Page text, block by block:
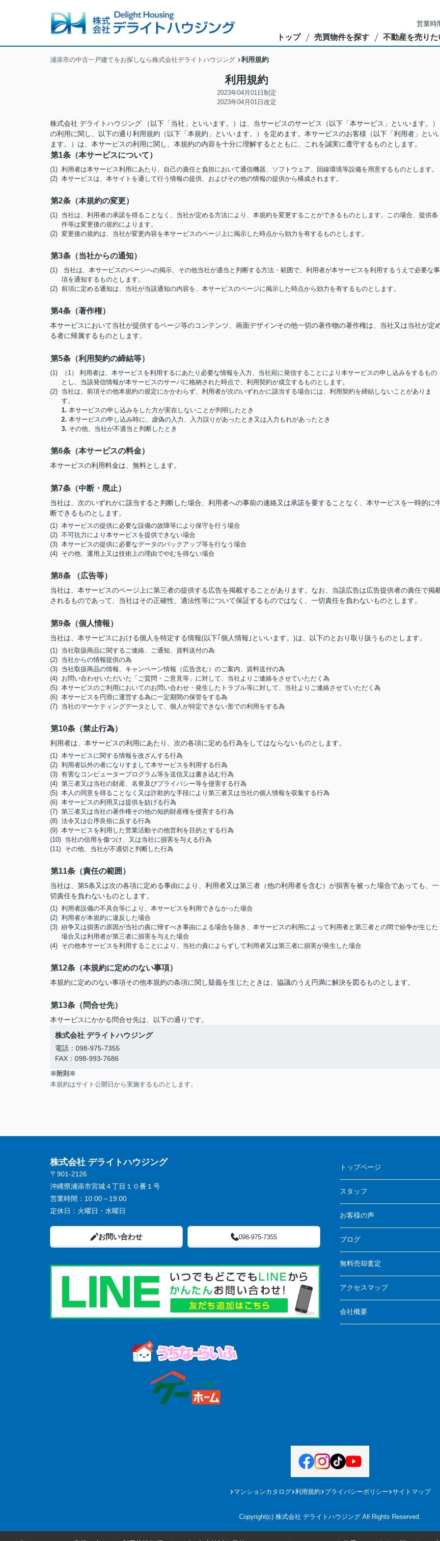
営業時
トップ 売買物件を探す 不動産を売りた
浦添市の中古一戸建てをお探しなら株式会社デライトハウジング 利用規約
利用規約
2023年04月01日制定
2023年04月01日改定
株式会社 デライトハウジング （以下「当社」といいます。）は、当サービスのサービス（以下「本サービス」といいます。）
の利用に関し、以下の通り利用規約（以下「本規約」といいます。）を定めます。本サービスのお客様（以下「利用者」とい
ます。）は、本サービスの利用に関し、本規約の内容を十分に理解するとともに、これを誠実に遵守するものとします。
第1条（本サービスについて）
(1) 利用者は本サービス利用にあたり、自己の責任と負担において通信機器、ソフトウェア、回線環境等設備を用意するものとします。
(2) 本サービスは、本サイトを通して行う情報の提供、およびその他の情報の提供から構成されます。
第2条（本規約の変更）
(1) 当社は、利用者の承諾を得ることなく、当社が定める方法により、本規約を変更することができるものとします。この場合、提供条
件等は変更後の規約によります。
(2) 変更後の規約は、当社が変更内容を本サービスのページ上に掲示した時点から効力を有するものとします。
第3条（当社からの通知）
(1) 当社は、本サービスのページへの掲示、その他当社が適当と判断する方法・範囲で、利用者が本サービスを利用するうえで必要な事
項を通知するものとします。
(2) 前項に定める通知は、当社が当該通知の内容を、本サービスのページに掲示した時点から効力を有するものとします。
第4条（著作権）
本サービスにおいて当社が提供するページ等のコンテンツ、画面デザインその他一切の著作物の著作権は、当社又は当社が定
る者に帰属するものとします。
第5条（利用契約の締結等）
(1) （1） 利用者は、本サービスを利用するにあたり必要な情報を入力、当社宛に発信することにより本サービスの申し込みをするもの
とし、当該発信情報が本サービスのサーバに格納された時点で、利用契約が成立するものとします。
(2) 当社は、前項その他本規約の規定にかかわらず、利用者が次のいずれかに該当する場合には、利用契約を締結しないことがありま
す。
1. 本サービスの申し込みをした方が実在しないことが判明したとき
2. 本サービスの申し込み時に、虚偽の入力、入力誤りがあったとき又は入力もれがあったとき
3. その他、当社が不適当と判断したとき
第6条（本サービスの料金）
本サービスの利用料金は、無料とします。
第7条（中断・廃止）
当社は、次のいずれかに該当すると判断した場合、利用者への事前の連絡又は承諾を要することなく、本サービスを一時的に
断できるものとします。
(1) 本サービスの提供に必要な設備の故障等により保守を行う場合
(2) 不可抗力により本サービスを提供できない場合
(3) 本サービスの提供に必要なデータのバックアップ等を行なう場合
(4) その他、運用上又は技術上の理由でやむを得ない場合
第8条 （広告等）
当社は、本サービスのページ上に第三者の提供する広告を掲載することがあります。なお、当該広告は広告提供者の責任で掲
されるものであって、当社はその正確性、適法性等について保証するものではなく、一切責任を負わないものとします。
第9条（個人情報）
当社は、本サービスにおける個人を特定する情報(以下｢個人情報｣といいます。)は、以下のとおり取り扱うものとします。
(1) 当社取扱商品に関するご連絡、ご通知、資料送付の為
(2) 当社からの情報提供の為
(3) 当社取扱商品の情報、キャンペーン情報（広告含む）のご案内、資料送付の為
(4) お問い合わせいただいた「ご質問・ご意見等」に対して、当社よりご連絡をさせていただく為
(5) 本サービスのご利用においてのお問い合わせ・発生したトラブル等に対して、当社よりご連絡させていただく為
(6) 本サービスを円滑に運営する為に一定期間の保管をする為
(7) 当社のマーケティングデータとして、個人が特定できない形での利用をする為
第10条（禁止行為）
利用者は、本サービスの利用にあたり、次の各項に定める行為をしてはならないものとします。
(1) 本サービスに関する情報を改ざんする行為
(2) 利用者以外の者になりすまして本サービスを利用する行為
(3) 有害なコンピュータープログラム等を送信又は書き込む行為
(4) 第三者又は当社の財産、名誉及びプライバシー等を侵害する行為
(5) 本人の同意を得ることなく又は詐欺的な手段により第三者又は当社の個人情報を収集する行為
(6) 本サービスの利用又は提供を妨げる行為
(7) 第三者又は当社の著作権その他の知的財産権を侵害する行為
(8) 法令又は公序良俗に反する行為
(9) 本サービスを利用した営業活動その他営利を目的とする行為
(10) 当社の信用を傷つけ、又は当社に損害を与える行為
(11) その他、当社が不適切と判断した行為
第11条（責任の範囲）
当社は、第5条又は次の各項に定める事由により、利用者又は第三者（他の利用者を含む）が損害を被った場合であっても、一
切責任を負わないものとします。
(1) 利用者設備の不具合等により、本サービスを利用できなかった場合
(2) 利用者が本規約に違反した場合
(3) 紛争又は損害の原因が当社の責に帰すべき事由による場合を除き、本サービスの利用によって利用者と第三者との間で紛争が生じた
場合又は利用者が第三者に損害を与えた場合
(4) その他本サービスを利用することにより、当社の責によらずして利用者又は第三者に損害が発生した場合
第12条（本規約に定めのない事項）
本規約に定めのない事項その他本規約の条項に関し疑義を生じたときは、協議のうえ円満に解決を図るものとします。
第13条（問合せ先）
本サービスにかかる問合せ先は、以下の通りです。
株式会社 デライトハウジング
電話：098-975-7355
FAX：098-993-7686
※附則※
本規約はサイト公開日から実施するものとします。
株式会社 デライトハウジング
〒901-2126
沖縄県浦添市宮城４丁目１０番１号
営業時間： 10:00～19:00
定休日： 火曜日・水曜日
お問い合わせ 098-975-7355
トップページ
スタッフ
お客様の声
ブログ
無料売却査定
アクセスマップ
会社概要
マンションカタログ 利用規約 プライバシーポリシー サイトマップ
Copyright(c) 株式会社 デライトハウジング All Rights Reserved.